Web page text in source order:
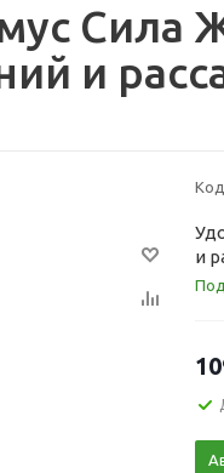
Сила
и
и